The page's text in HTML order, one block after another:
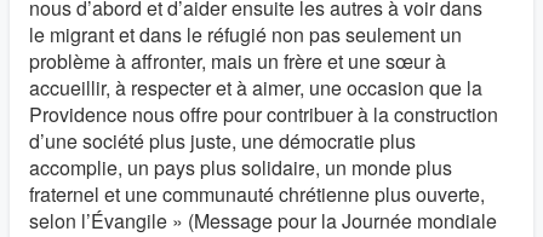
nous d’abord et d’aider ensuite les autres à voir dans
le migrant et dans le réfugié non pas seulement un
problème à affronter, mais un frère et une sœur à
accueillir, à respecter et à aimer, une occasion que la
Providence nous offre pour contribuer à la construction
d’une société plus juste, une démocratie plus
accomplie, un pays plus solidaire, un monde plus
fraternel et une communauté chrétienne plus ouverte,
selon l’Évangile » (Message pour la Journée mondiale